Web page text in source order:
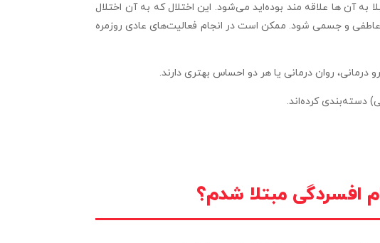
آن ها علاقه مند بوده‌اید می‌شود. این اختلال که به آن اختلال
عاطفی و جسمی شود. ممکن است در انجام فعالیت‌های عادی روزمره
درمانی، روان درمانی یا هر دو احساس بهتری دارند.
افسردگی مبتلا شدم؟